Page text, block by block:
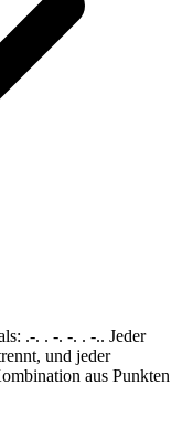
.-. . -. -. . -.. Jeder
und jeder
aus Punkten